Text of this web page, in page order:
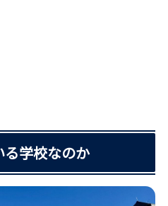
る学校なのか